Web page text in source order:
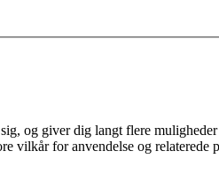
og giver dig langt flere
vilkår for anvendelse og